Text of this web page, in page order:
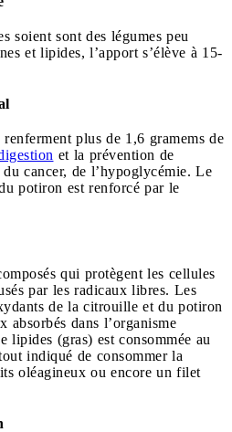
soient sont des légumes peu
et lipides, l’apport s’élève à 15-
plus de 1,6 gramems de
et la prévention de
cancer, de l’hypoglycémie. Le
potiron est renforcé par le
qui protègent les cellules
par les radicaux libres. Les
de la citrouille et du potiron
absorbés dans l’organisme
lipides (gras) est consommée au
indiqué de consommer la
oléagineux ou encore un filet